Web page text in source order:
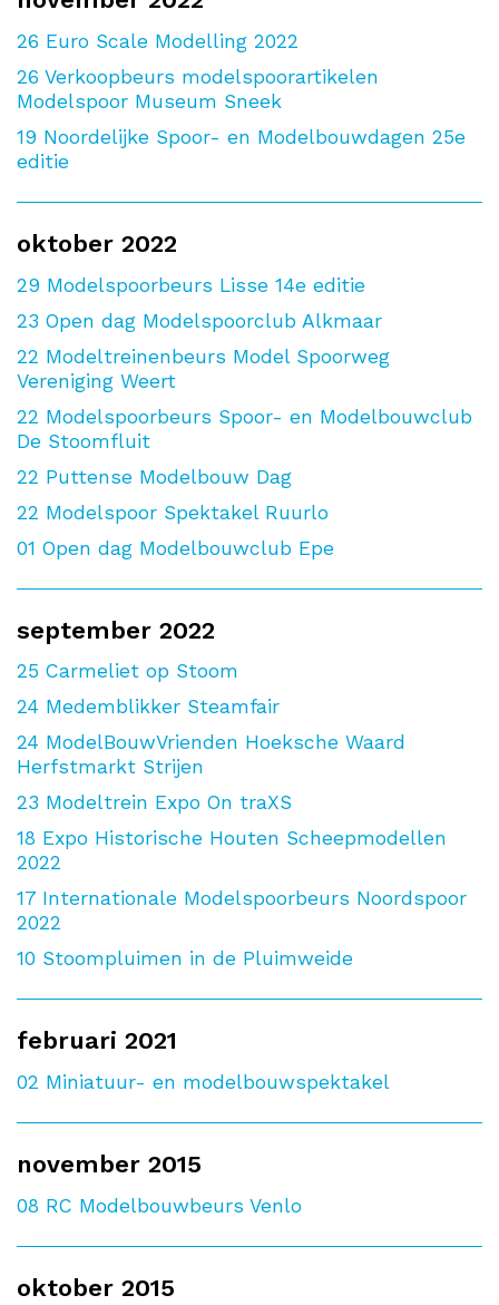
26 Euro Scale Modelling 2022
26 Verkoopbeurs modelspoorartikelen
Modelspoor Museum Sneek
19 Noordelijke Spoor- en Modelbouwdagen 25e
editie
oktober 2022
29 Modelspoorbeurs Lisse 14e editie
23 Open dag Modelspoorclub Alkmaar
22 Modeltreinenbeurs Model Spoorweg
Vereniging Weert
22 Modelspoorbeurs Spoor- en Modelbouwclub
De Stoomfluit
22 Puttense Modelbouw Dag
22 Modelspoor Spektakel Ruurlo
01 Open dag Modelbouwclub Epe
september 2022
25 Carmeliet op Stoom
24 Medemblikker Steamfair
24 ModelBouwVrienden Hoeksche Waard
Herfstmarkt Strijen
23 Modeltrein Expo On traXS
18 Expo Historische Houten Scheepmodellen
2022
17 Internationale Modelspoorbeurs Noordspoor
2022
10 Stoompluimen in de Pluimweide
februari 2021
02 Miniatuur- en modelbouwspektakel
november 2015
08 RC Modelbouwbeurs Venlo
oktober 2015